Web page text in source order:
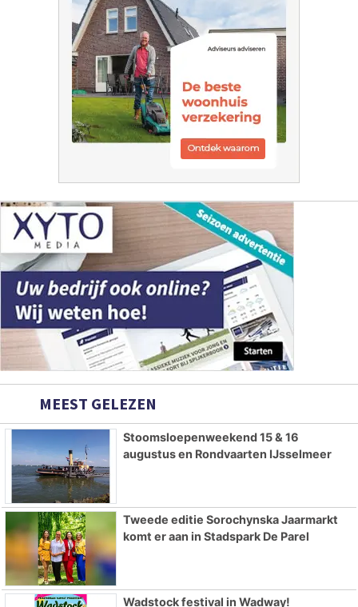
MEEST GELEZEN
Stoomsloepenweekend 15 & 16
augustus en Rondvaarten IJsselmeer
Tweede editie Sorochynska Jaarmarkt
komt er aan in Stadspark De Parel
Wadstock festival in Wadway!